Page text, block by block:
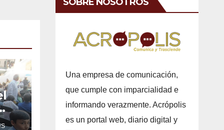
Una empresa de comunicación,
que cumple con imparcialidad e
informando verazmente. Acrópolis
es un portal web, diario digital y